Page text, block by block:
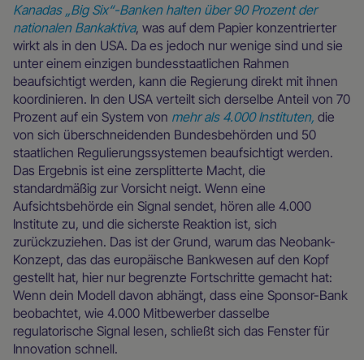
Kanadas „Big Six“-Banken halten über 90 Prozent der
nationalen Bankaktiva, was auf dem Papier konzentrierter
wirkt als in den USA. Da es jedoch nur wenige sind und sie
unter einem einzigen bundesstaatlichen Rahmen
beaufsichtigt werden, kann die Regierung direkt mit ihnen
koordinieren. In den USA verteilt sich derselbe Anteil von 70
Prozent auf ein System von mehr als 4.000 Instituten, die
von sich überschneidenden Bundesbehörden und 50
staatlichen Regulierungssystemen beaufsichtigt werden.
Das Ergebnis ist eine zersplitterte Macht, die
standardmäßig zur Vorsicht neigt. Wenn eine
Aufsichtsbehörde ein Signal sendet, hören alle 4.000
Institute zu, und die sicherste Reaktion ist, sich
zurückzuziehen. Das ist der Grund, warum das Neobank-
Konzept, das das europäische Bankwesen auf den Kopf
gestellt hat, hier nur begrenzte Fortschritte gemacht hat:
Wenn dein Modell davon abhängt, dass eine Sponsor-Bank
beobachtet, wie 4.000 Mitbewerber dasselbe
regulatorische Signal lesen, schließt sich das Fenster für
Innovation schnell.